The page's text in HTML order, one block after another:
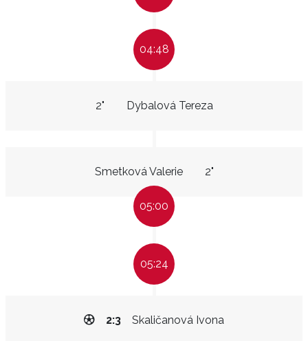
04:48
Dybalová Tereza
2"
Smetková Valerie 2"
05:00
05:24
Skaličanová Ivona
2:3